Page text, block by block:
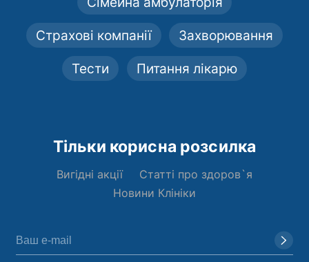
Страхові компанії Захворювання
Тести Питання лікарю
Тільки корисна розсилка
Вигідні акції
Статті про здоров`я
Новини Клініки